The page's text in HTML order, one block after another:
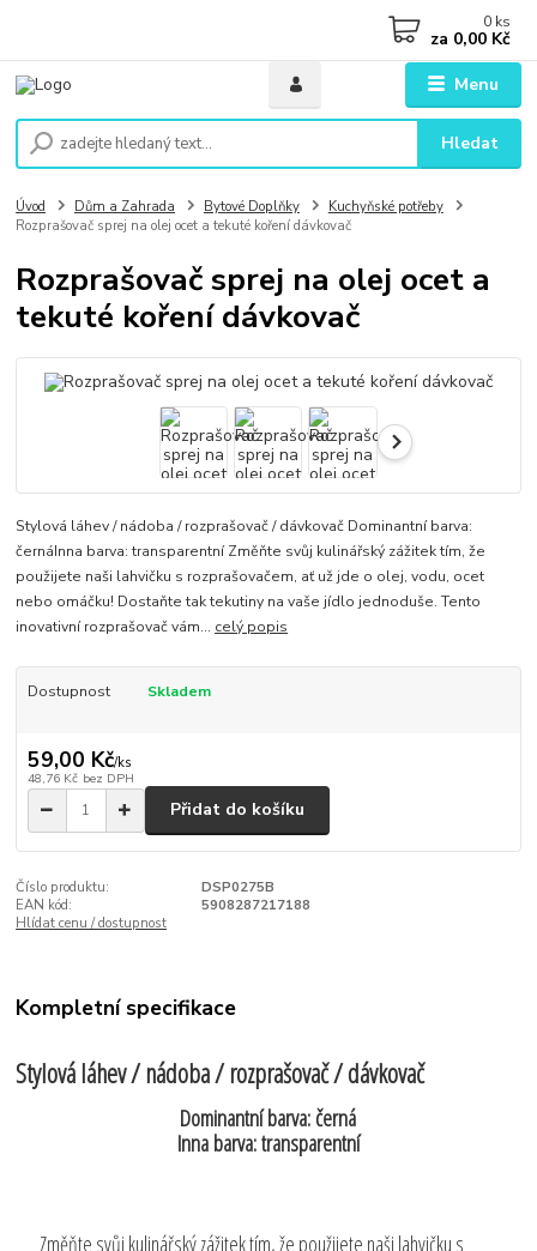
Menu
Hledat
0 ks
za 0,00 Kč
Úvod Dům a Zahrada Bytové Doplňky
Kuchyňské potřeby
Rozprašovač sprej na olej ocet a tekuté koření dávkovač
Rozprašovač sprej na olej ocet a
tekuté koření dávkovač
Stylová láhev / nádoba / rozprašovač / dávkovač Dominantní barva:
černáInna barva: transparentní Změňte svůj kulinářský zážitek tím, že
použijete naši lahvičku s rozprašovačem, ať už jde o olej, vodu, ocet
nebo omáčku! Dostaňte tak tekutiny na vaše jídlo jednoduše. Tento
inovativní rozprašovač vám... celý popis
Dostupnost Skladem
59,00 Kč/ks
48,76 Kč bez DPH
Přidat do košíku
Číslo produktu:
DSP0275B
EAN kód:
5908287217188
Hlídat cenu / dostupnost
Kompletní specifikace
Stylová láhev / nádoba / rozprašovač / dávkovač
Dominantní barva: černá
Inna barva: transparentní
Změňte svůj kulinářský zážitek tím, že použijete naši lahvičku s